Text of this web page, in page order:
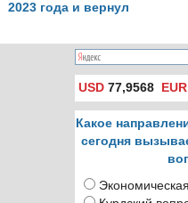
2023 года и вернул
руководство
USD 77,9568 EUR
Какое
сегодня